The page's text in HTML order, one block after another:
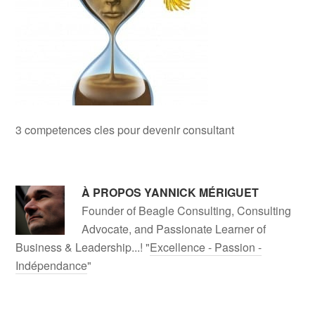
3 competences cles pour devenir consultant
À PROPOSYANNICK MÉRIGUET
Founder of Beagle Consulting, Consulting
Advocate, and Passionate Learner of
Business & Leadership...! "Excellence - Passion -
Indépendance"